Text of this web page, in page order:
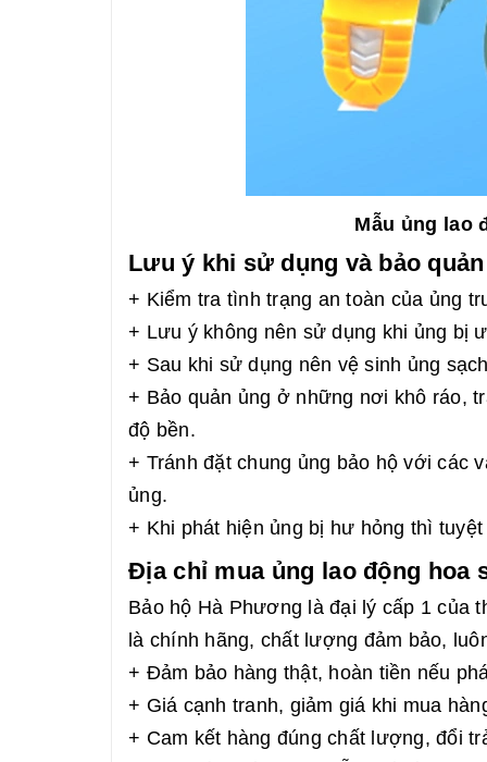
Mẫu ủng lao
Lưu ý khi sử dụng và bảo
+ Kiểm tra tình trạng an toàn của ủng
+ Lưu ý không nên sử dụng khi ủng bị
+ Sau khi sử dụng nên vệ sinh ủng
+ Bảo quản ủng ở những nơi khô ráo,
độ bền.
+ Tránh đặt chung ủng bảo hộ với các
ủng.
+ Khi phát hiện ủng bị hư hỏng thì
Địa chỉ mua ủng lao động hoa
Bảo hộ Hà Phương là đại lý cấp 1 của
là chính hãng, chất lượng đảm bảo,
+ Đảm bảo hàng thật, hoàn tiền nếu
+ Giá cạnh tranh, giảm giá khi mua
+ Cam kết hàng đúng chất lượng, đổi